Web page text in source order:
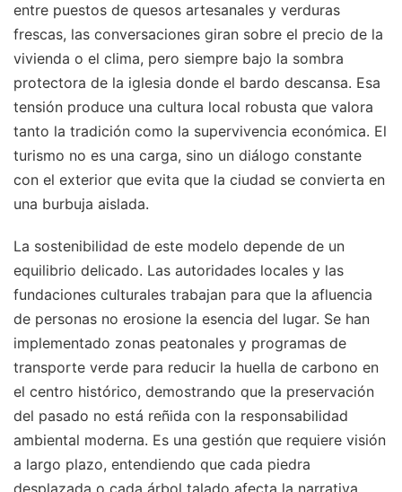
entre puestos de quesos artesanales y verduras
frescas, las conversaciones giran sobre el precio de la
vivienda o el clima, pero siempre bajo la sombra
protectora de la iglesia donde el bardo descansa. Esa
tensión produce una cultura local robusta que valora
tanto la tradición como la supervivencia económica. El
turismo no es una carga, sino un diálogo constante
con el exterior que evita que la ciudad se convierta en
una burbuja aislada.
La sostenibilidad de este modelo depende de un
equilibrio delicado. Las autoridades locales y las
fundaciones culturales trabajan para que la afluencia
de personas no erosione la esencia del lugar. Se han
implementado zonas peatonales y programas de
transporte verde para reducir la huella de carbono en
el centro histórico, demostrando que la preservación
del pasado no está reñida con la responsabilidad
ambiental moderna. Es una gestión que requiere visión
a largo plazo, entendiendo que cada piedra